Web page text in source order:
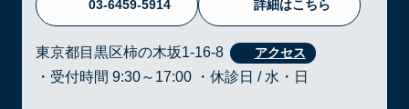
03-6459-5914 詳細はこちら
東京都目黒区柿の木坂1-16-8
・受付時間 9:30～17:00 ・休診日 / 水・日